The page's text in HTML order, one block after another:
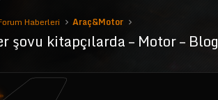
Haberleri Araç&Motor
şovu kitapçılarda – Motor – Blog